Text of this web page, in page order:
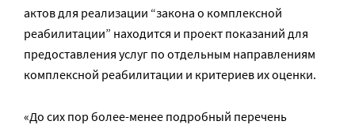
актов для реализации “закона о комплексной
реабилитации” находится и проект показаний для
предоставления услуг по отдельным направлениям
комплексной реабилитации и критериев их оценки.
«До сих пор более-менее подробный перечень